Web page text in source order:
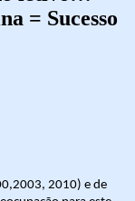
= Sucesso
2010) e de